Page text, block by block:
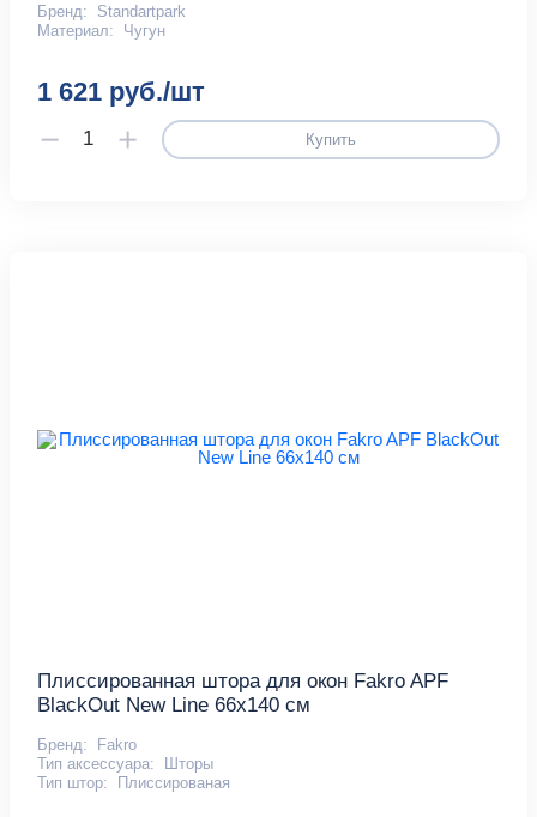
Бренд:
Standartpark
Материал:
Чугун
1 621 руб./шт
Купить
Плиссированная штора для окон Fakro APF
BlackOut New Line 66х140 см
Бренд:
Fakro
Тип аксессуара:
Шторы
Тип штор:
Плиссированая